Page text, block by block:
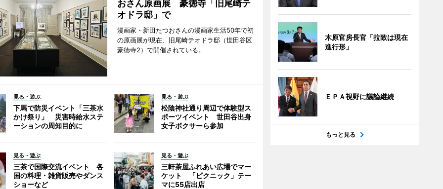
おさん原画展 豪徳寺「旧尾崎テ
オドラ邸」で
漫画家・新田たつおさんの漫画家生活50年で初
の原画展が現在、旧尾崎テオドラ邸（世田谷区
豪徳寺2）で開催されている。
見る・遊ぶ
下馬で防災イベント「三茶水
かけ祭り」 災害時給水ステ
ーションの周知目的に
見る・遊ぶ
松陰神社通り周辺で体験型ス
ポーツイベント 世田谷出身
女子ボクサーら参加
見る・遊ぶ
三茶で国際交流イベント 各
国の料理・雑貨販売やダンス
ショーなど
見る・遊ぶ
三軒茶屋ふれあい広場でマー
ケット 「ピクニック」テー
マに55店出店
木原官房長官「拉致は現在
進行形」
ＥＰＡ視野に議論継続
もっと見る